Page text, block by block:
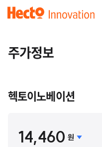
주가정보
헥토이노베이션
14,460 원